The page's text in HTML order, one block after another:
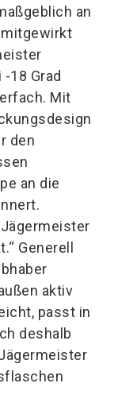
an
18 Grad
Mit
den
an die
Generell
aktiv
passt in
deshalb